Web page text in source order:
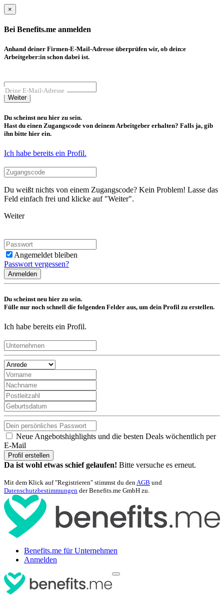
×
Bei Benefits.me anmelden
Anhand deiner Firmen-E-Mail-Adresse überprüfen wir, ob dein:e
Arbeitgeber:in schon dabei ist.
Deine E-Mail-Adresse
Weiter
Du scheinst neu hier zu sein.
Hast du einen Zugangscode von deinem Arbeitgeber erhalten? Falls ja, gib
ihn bitte hier ein.
Ich habe bereits ein Profil.
Du weißt nichts von einem Zugangscode? Kein Problem! Lasse das
Feld einfach frei und klicke auf "Weiter".
Weiter
Angemeldet bleiben
Passwort vergessen?
Anmelden
Du scheinst neu hier zu sein.
Fülle nur noch schnell die folgenden Felder aus, um dein Profil zu erstellen.
Ich habe bereits ein Profil.
Neue Angebotshighlights und die besten Deals wöchentlich per
E-Mail
Profil erstellen
Da ist wohl etwas schief gelaufen! Bitte versuche es erneut.
Mit dem Klick auf "Registrieren" stimmst du denAGB und
Datenschutzbestimmungen der Benefits.me GmbH zu.
Benefits.me für Unternehmen
Anmelden